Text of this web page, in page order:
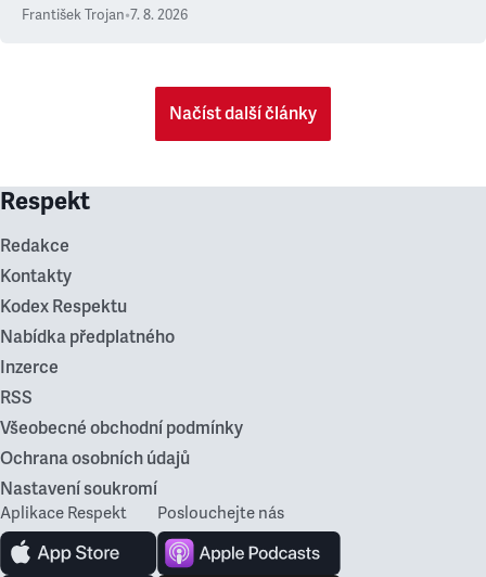
František Trojan•7. 8. 2026
Načíst další články
Respekt
Redakce
Kontakty
Kodex Respektu
Nabídka předplatného
Inzerce
RSS
Všeobecné obchodní podmínky
Ochrana osobních údajů
Nastavení soukromí
Aplikace Respekt Poslouchejte nás